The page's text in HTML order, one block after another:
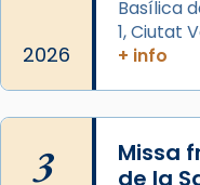
apòstol màrtir,
Herodes Agripa
Regnes
Espanya.
2026
Basílica
1, Ciutat
+ info
3
Missa
de la